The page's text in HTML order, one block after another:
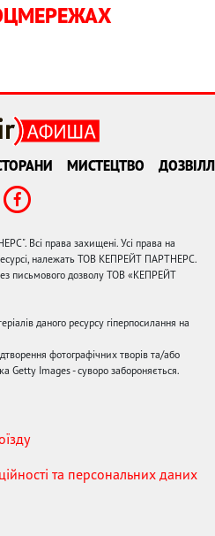
МИСТЕЦТВО
Всі права захищені. Усі права на
належать ТОВ КЕПРЕЙТ ПАРТНЕРС.
письмового дозволу ТОВ «КЕПРЕЙТ
даного ресурсу гіперпосилання на
фотографічних творів та/або
Getty Images - суворо забороняється.
та персональних даних